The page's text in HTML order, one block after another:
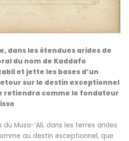
dans les étendues arides de
du nom de Kaddafo
et jette les bases d’un
sur le destin exceptionnel
retiendra comme le fondateur
Musa-‘Ali, dans les terres arides
au destin exceptionnel, que